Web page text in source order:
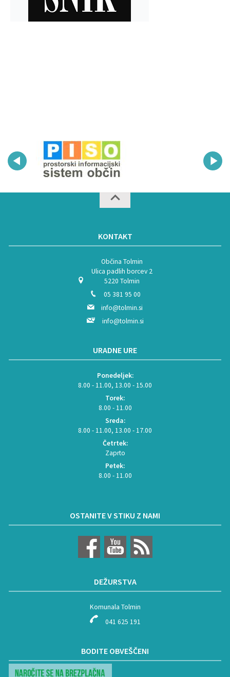
KONTAKT
Občina Tolmin
Ulica padlih borcev 2
5220 Tolmin
05 381 95 00
info@tolmin.si
info@tolmin.si
URADNE URE
Ponedeljek:
8.00 - 11.00, 13.00 - 15.00
Torek:
8.00 - 11.00
Sreda:
8.00 - 11.00, 13.00 - 17.00
Četrtek:
Zaprto
Petek:
8.00 - 11.00
OSTANITE V STIKU Z NAMI
DEŽURSTVA
Komunala Tolmin
041 625 191
BODITE OBVEŠČENI